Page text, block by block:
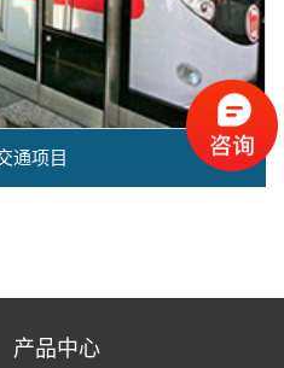
通项目
产品中心